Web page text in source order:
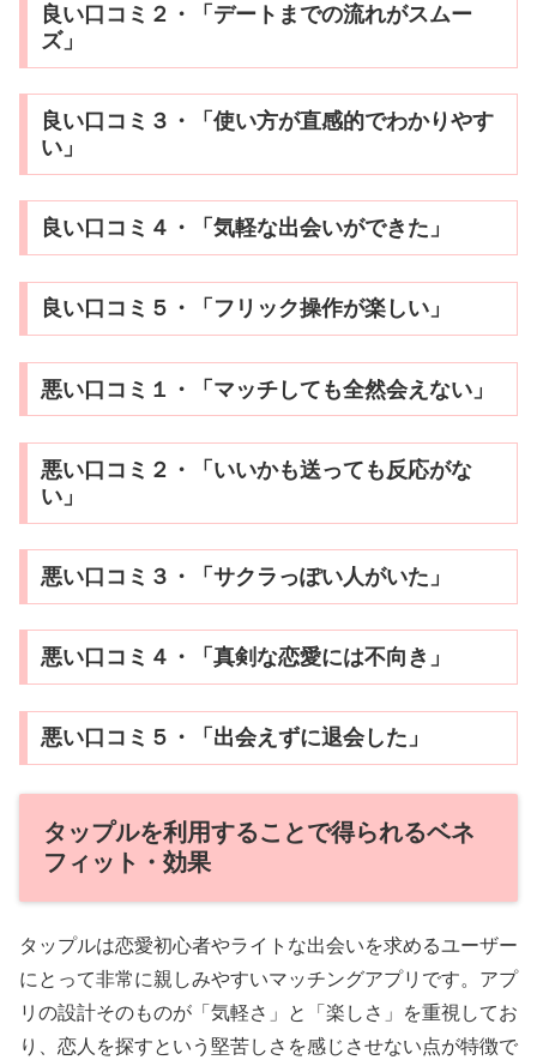
良い口コミ２・「デートまでの流れがスムー
ズ」
良い口コミ３・「使い方が直感的でわかりやす
い」
良い口コミ４・「気軽な出会いができた」
良い口コミ５・「フリック操作が楽しい」
悪い口コミ１・「マッチしても全然会えない」
悪い口コミ２・「いいかも送っても反応がな
い」
悪い口コミ３・「サクラっぽい人がいた」
悪い口コミ４・「真剣な恋愛には不向き」
悪い口コミ５・「出会えずに退会した」
タップルを利用することで得られるベネ
フィット・効果
タップルは恋愛初心者やライトな出会いを求めるユーザー
にとって非常に親しみやすいマッチングアプリです。アプ
リの設計そのものが「気軽さ」と「楽しさ」を重視してお
り、恋人を探すという堅苦しさを感じさせない点が特徴で